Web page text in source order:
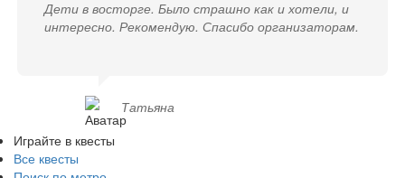
Дети в восторге. Было страшно как и хотели, и
интересно. Рекомендую. Спасибо организаторам.
Татьяна
Играйте в квесты
Все квесты